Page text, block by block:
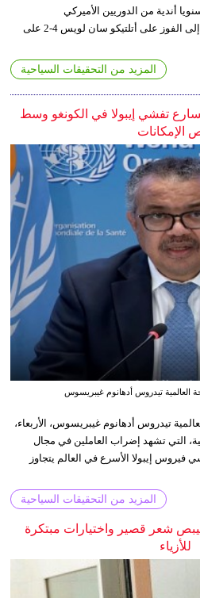
أندية من الدوريين الأميركي
والمكسيكي، بعدما قاد إنتر ميامي إلى الفوز على أتلتيكو سان لويس 4-2 على
المزيد من التحقيقات السياحية
تفشي إيبولا في الكونغو وسط
الإمكانات
العالمية تيدروس أدهانوم غيبريسوس
تيدروس أدهانوم غيبريسوس، الأربعاء،
التي تشهد إضراب العاملين في مجال
إيبولا الأسرع في العالم يتجاوز
المزيد من التحقيقات السياحية
شعر قصير واختيارات مبتكرة
للأزياء